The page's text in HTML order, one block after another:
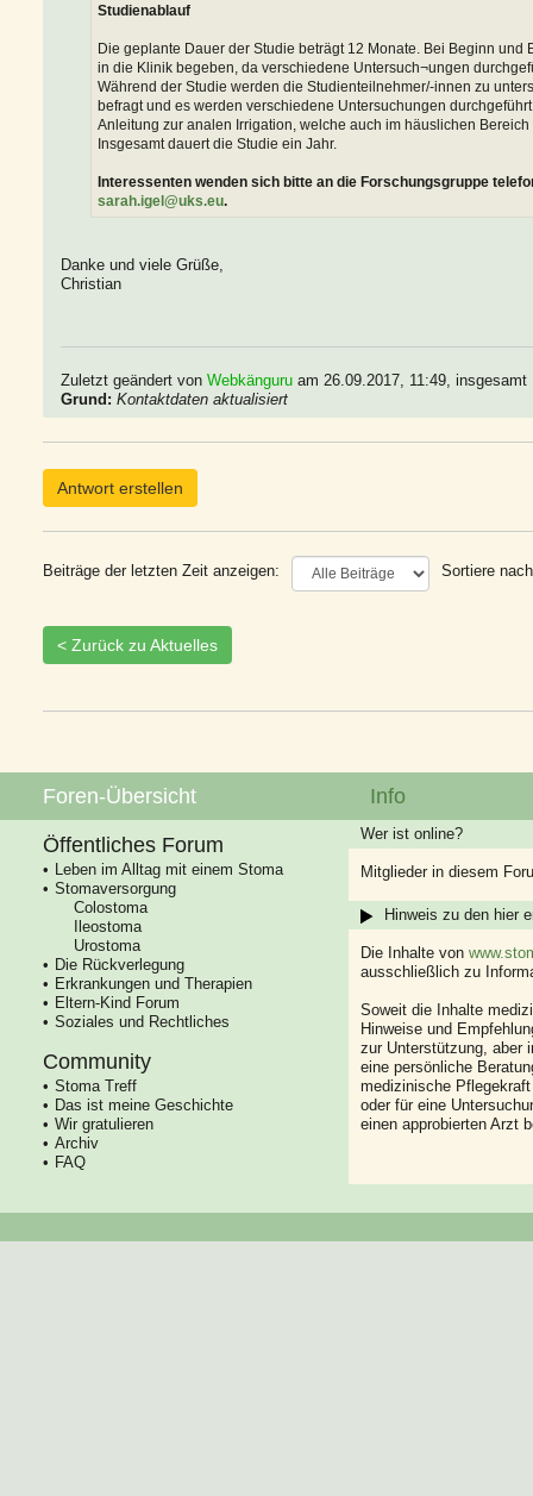
Studienablauf
Die geplante Dauer der Studie beträgt 12 Monate. Bei Beginn
in die Klinik begeben, da verschiedene Untersuch¬ungen
Während der Studie werden die Studienteilnehmer/-innen zu
befragt und es werden verschiedene Untersuchungen
Anleitung zur analen Irrigation, welche auch im häuslichen
Insgesamt dauert die Studie ein Jahr.
Interessenten wenden sich bitte an die Forschungsgruppe
sarah.igel@uks.eu.
Danke und viele Grüße,
Christian
Zuletzt geändert von Webkänguru am 26.09.2017, 11:49, insgesamt
Grund: Kontaktdaten aktualisiert
Antwort erstellen
Beiträge der letzten Zeit anzeigen: Sortiere
< Zurück zu Aktuelles
Foren-Übersicht
Öffentliches Forum
Leben im Alltag mit einem Stoma
Stomaversorgung
Colostoma
Ileostoma
Urostoma
Die Rückverlegung
Erkrankungen und Therapien
Eltern-Kind Forum
Soziales und Rechtliches
Community
Stoma Treff
Das ist meine Geschichte
Wir gratulieren
Archiv
FAQ
Info
Wer ist online?
Mitglieder in diesem
Hinweis zu den hier
Die Inhalte von
ausschließlich zu
Soweit die Inhalte
Hinweise und
zur Unterstützung, aber
eine persönliche
medizinische
oder für eine
einen approbierten Arzt